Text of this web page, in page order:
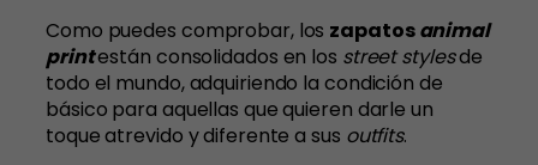
Como puedes comprobar, los zapatosanimal
printestán consolidados en los street stylesde
todo el mundo, adquiriendo la condición de
básico para aquellas que quieren darle un
toque atrevido y diferente a sus outfits.